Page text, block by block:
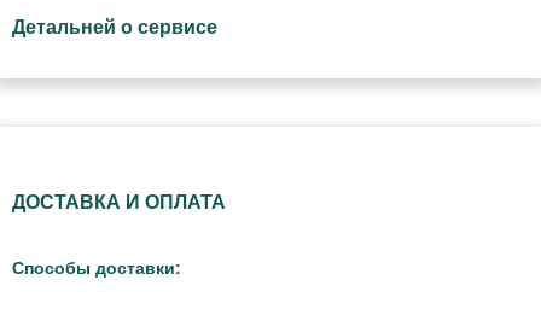
Детальней о сервисе
ДОСТАВКА И ОПЛАТА
Способы доставки: